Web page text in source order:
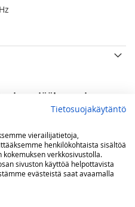
jääkaappi
Tietosuojakäytäntö
vierailijatietoja,
henkilökohtaista sisältöä
verkkosivustolla.
sivuston käyttöä helpottavista
evästeistä saat avaamalla